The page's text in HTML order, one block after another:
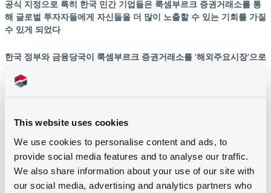
This website uses cookies
We use cookies to personalise content and ads, to
provide social media features and to analyse our traffic.
We also share information about your use of our site with
our social media, advertising and analytics partners who
공식 지정으로 특히 한국 민간 기업들은 룩셈부르크 증권거래소를 통
해 글로벌 투자자들에게 자신들을 더 많이 노출할 수 있는 기회를 가질
수 있게 되었다
한국 정부와 금융당국이 룩셈부르크 증권거래소를 '해외주요시장'으로
지정한 것은 룩셈부르크 증권거래소의 글로벌 입지와 아시아 금융 시
장에 대한 글로벌 투자자들의 관문 역할을 하는 룩셈부르크 증권거래
소의 선도적인 위치를 보여준다.
2024년 아시아 채권 모니터 (Asia Bond Monitor 2024)에 따르면, 한
다. 한국이 외화 채권 발행 시장을 보다 확대하고 나아가 자본시장을
확대·성장시키기 위하여는 글로벌 자본 시장에 대한 접근성을 확대하
고 연결성을 개선하는 것이 매우 중요하다.